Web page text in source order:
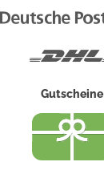
Gutscheine